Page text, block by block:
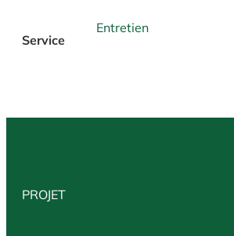
Service
Entretien
PROJET